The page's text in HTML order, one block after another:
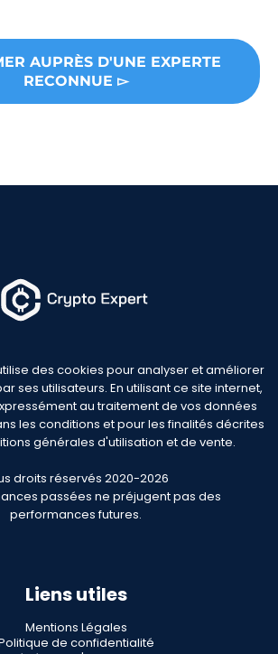
AUPRÈS D'UNE EXPERTE
RECONNUE ▻
des cookies pour analyser et améliorer
ses utilisateurs. En utilisant ce site internet,
au traitement de vos données
les conditions et pour les finalités décrites
générales d'utilisation et de vente.
droits réservés 2020-2026
passées ne préjugent pas des
performances futures.
Liens utiles
Mentions Légales
de confidentialité